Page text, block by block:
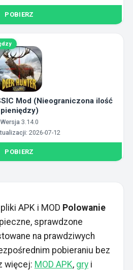
POBIERZ
Mod (Nieograniczona ilość
pieniędzy)
Wersja 3.14.0
2026-07-12
POBIERZ
APK i MOD Polowanie
sprawdzone
na prawdziwych
pobieraniu bez
więcej: MOD APK, gryi